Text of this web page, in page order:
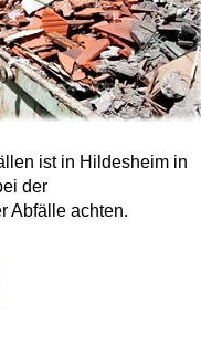
ist in Hildesheim in
der
Abfälle achten.